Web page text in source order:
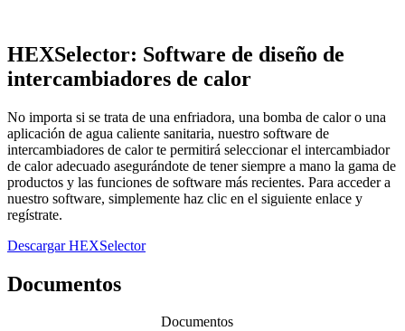
HEXSelector: Software de diseño de
intercambiadores de calor
No importa si se trata de una enfriadora, una bomba de calor o una
aplicación de agua caliente sanitaria, nuestro software de
intercambiadores de calor te permitirá seleccionar el intercambiador
de calor adecuado asegurándote de tener siempre a mano la gama de
productos y las funciones de software más recientes. Para acceder a
nuestro software, simplemente haz clic en el siguiente enlace y
regístrate.
Descargar HEXSelector
Documentos
Documentos